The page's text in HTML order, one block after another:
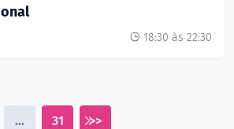
18:30 às 22:30
… 31 >>